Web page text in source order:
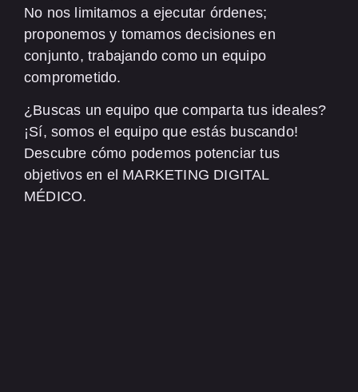
No nos limitamos a ejecutar órdenes;
proponemos y tomamos decisiones en
conjunto, trabajando como un equipo
comprometido.
¿Buscas un equipo que comparta tus ideales?
¡Sí, somos el equipo que estás buscando!
Descubre cómo podemos potenciar tus
objetivos en el MARKETING DIGITAL
MÉDICO.